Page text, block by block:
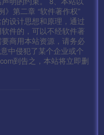
》第二章 “软件著作权”
设计思想和原理，通过
件的，可以不经软件著
商用本站资源，请务必
中侵犯了某个企业或个
到告之，本站将立即删